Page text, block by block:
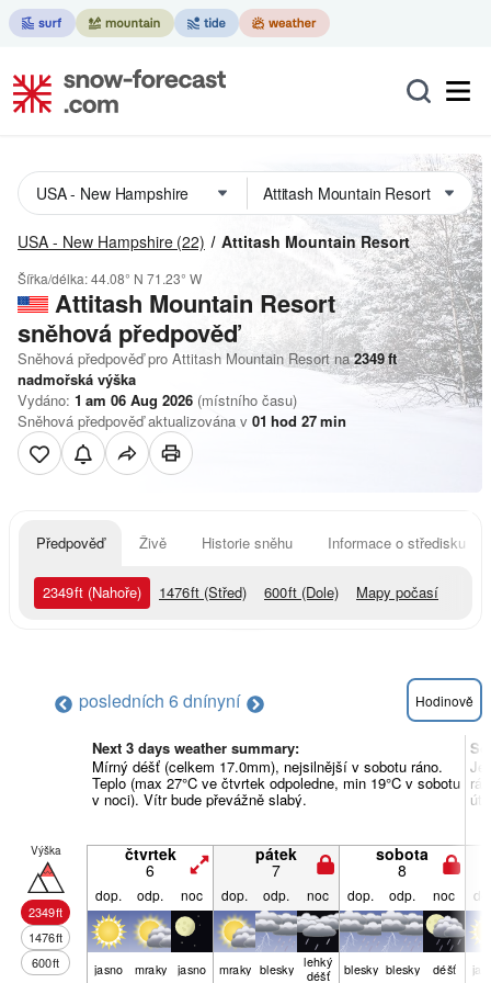
USA - New Hampshire (22) Attitash Mountain Resort
Šířka/délka:44.08° N 71.23° W
Attitash Mountain Resort
sněhová předpověď
Sněhová předpověď pro Attitash Mountain Resort na 2349ft
nadmořská výška
Vydáno: 1 am 06 Aug 2026 (místního času)
Sněhová předpověď aktualizována v 01 hod 27min
Předpověď Živě Historie sněhu Informace o středisku
2349ft (Nahoře) 1476ft (Střed) 600ft (Dole) Mapy počasí
posledních 6 dnínyní Hodinově
Next 3 days weather summary:
Mírný déšť (celkem 17.0mm), nejsilnější v sobotu ráno.
Teplo (max 27°C ve čtvrtek odpoledne, min 19°C v sobotu
v noci). Vítr bude převážně slabý.
Výška
2349ft
1476ft
600ft
čtvrtek
6
pátek
7
sobota
8
dop. odp. noc dop. odp. noc dop. odp. noc
jasno mraky jasno mraky blesky lehký
déšť blesky blesky déšť